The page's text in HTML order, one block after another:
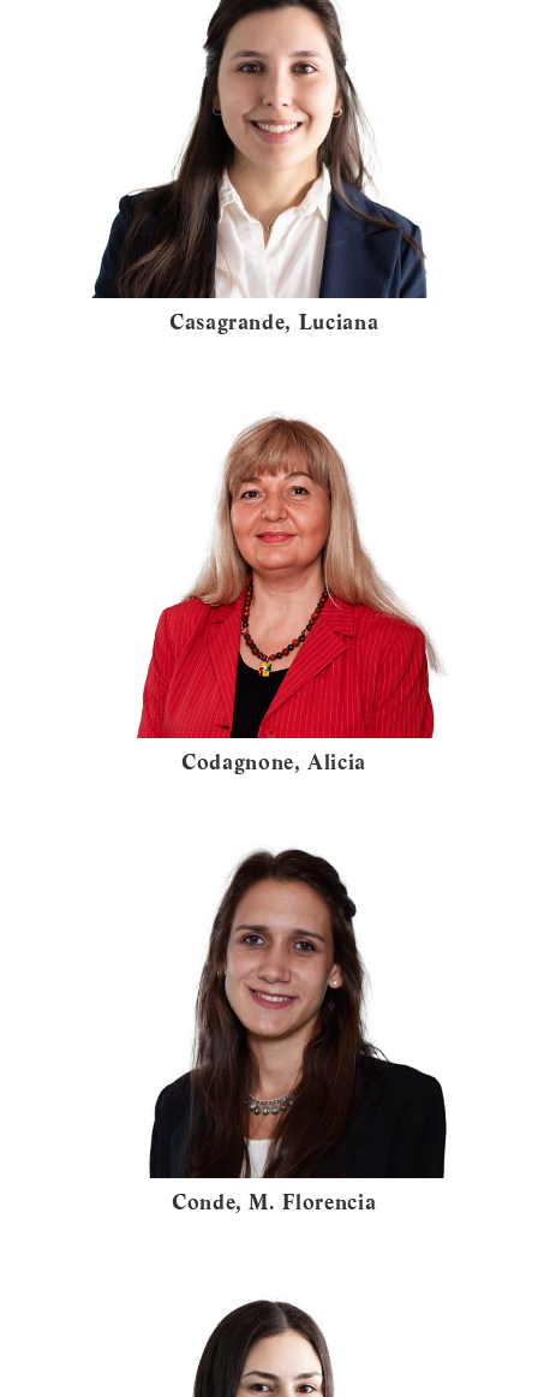
Casagrande, Luciana
Codagnone, Alicia
Conde, M. Florencia